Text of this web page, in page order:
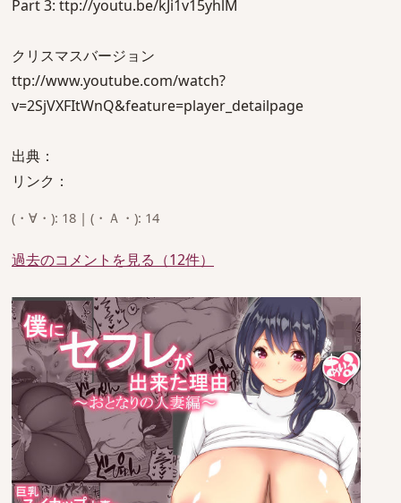
Part 3: ttp://youtu.be/kJi1v15yhlM
クリスマスバージョン
ttp://www.youtube.com/watch?
v=2SjVXFItWnQ&feature=player_detailpage
出典：
リンク：
(・∀・): 18 | (・Ａ・): 14
過去のコメントを見る（12件）